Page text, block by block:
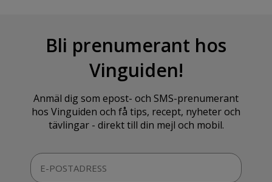
Bli prenumerant hos
Vinguiden!
Anmäl dig som epost- och SMS-prenumerant
hos Vinguiden och få tips, recept, nyheter och
tävlingar - direkt till din mejl och mobil.